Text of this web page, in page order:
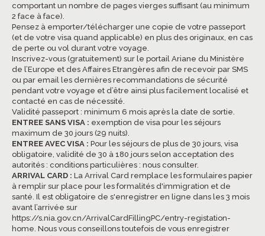
comportant un nombre de pages vierges suffisant (au minimum
2 face à face).
Pensez à emporter/télécharger une copie de votre passeport
(et de votre visa quand applicable) en plus des originaux, en cas
de perte ou vol durant votre voyage.
Inscrivez-vous (gratuitement) sur le portail Ariane du Ministère
de l’Europe et des Affaires Etrangères afin de recevoir par SMS
ou par email les dernières recommandations de sécurité
pendant votre voyage et d’être ainsi plus facilement localisé et
contacté en cas de nécessité.
Validité passeport : minimum 6 mois après la date de sortie.
ENTREE SANS VISA : exemption de visa pour les séjours
maximum de 30 jours (29 nuits).
ENTREE AVEC VISA : Pour les séjours de plus de 30 jours, visa
obligatoire, validité de 30 à 180 jours selon acceptation des
autorités : conditions particulières : nous consulter.
ARRIVAL CARD : La Arrival Card remplace les formulaires papier
à remplir sur place pour les formalités d'immigration et de
santé. Il est obligatoire de s'enregistrer en ligne dans les 3 mois
avant l’arrivée sur
https://s.nia.gov.cn/ArrivalCardFillingPC/entry-registation-
home. Nous vous conseillons toutefois de vous enregistrer